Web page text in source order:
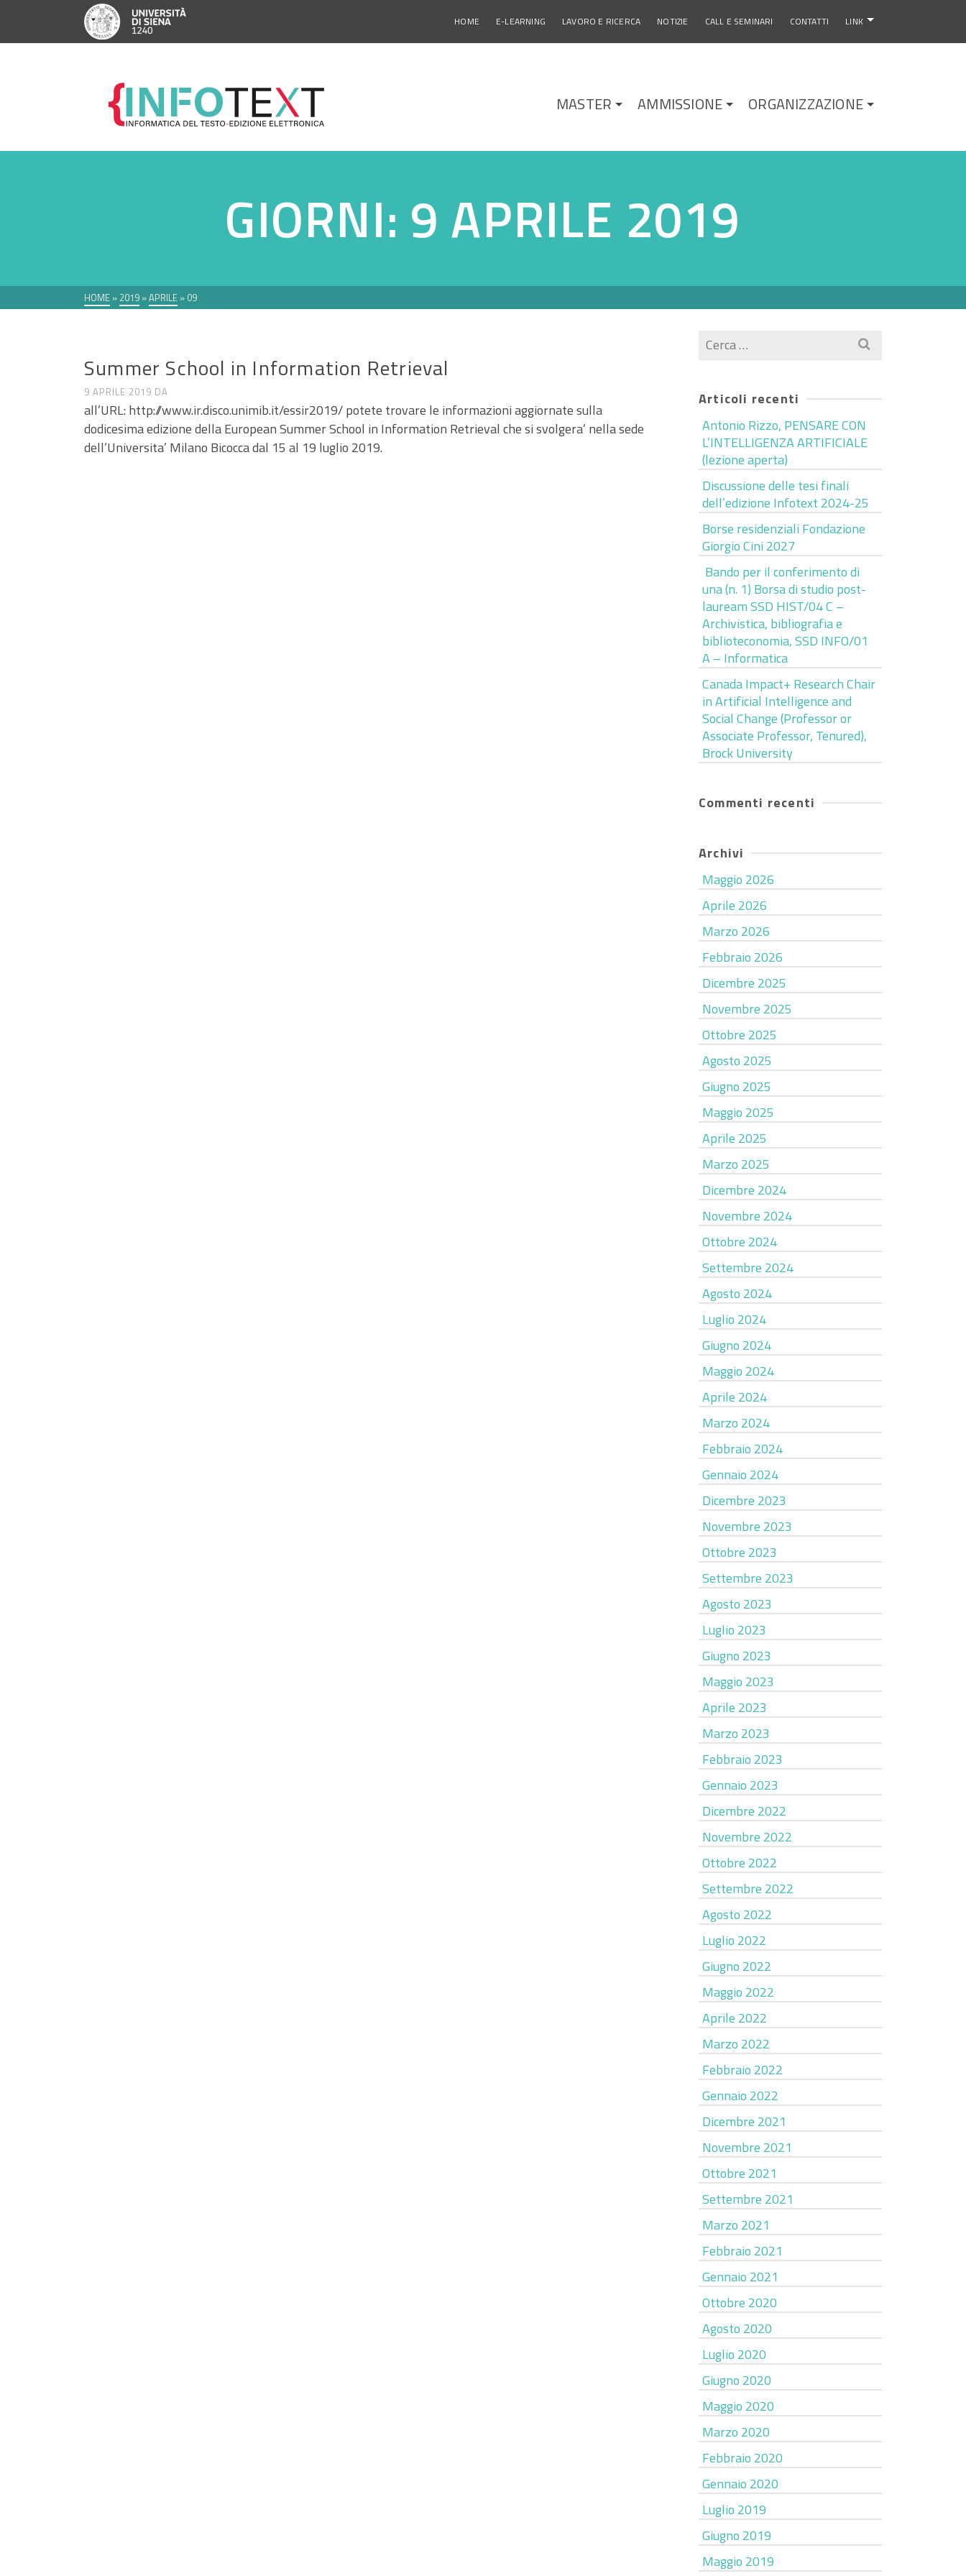
HOME E-LEARNING LAVORO E RICERCA NOTIZIE CALL E SEMINARI CONTATTI LINK
MASTER AMMISSIONE ORGANIZZAZIONE
GIORNI: 9 APRILE 2019
HOME » 2019 »APRILE » 09
Summer School in Information Retrieval
9 APRILE 2019 DA
all’URL: http://www.ir.disco.unimib.it/essir2019/ potete trovare le informazioni aggiornate sulla
dodicesima edizione della European Summer School in Information Retrieval che si svolgera’ nella sede
dell’Universita’ Milano Bicocca dal 15 al 19 luglio 2019.
Cerca
per:
Articoli recenti
Antonio Rizzo, PENSARE CON
L’INTELLIGENZA ARTIFICIALE
(lezione aperta)
Discussione delle tesi finali
dell’edizione Infotext 2024-25
Borse residenziali Fondazione
Giorgio Cini 2027
Bando per il conferimento di
una (n. 1) Borsa di studio post-
lauream SSD HIST/04 C –
Archivistica, bibliografia e
biblioteconomia, SSD INFO/01
A – Informatica
Canada Impact+ Research Chair
in Artificial Intelligence and
Social Change (Professor or
Associate Professor, Tenured),
Brock University
Commenti recenti
Archivi
Maggio 2026
Aprile 2026
Marzo 2026
Febbraio 2026
Dicembre 2025
Novembre 2025
Ottobre 2025
Agosto 2025
Giugno 2025
Maggio 2025
Aprile 2025
Marzo 2025
Dicembre 2024
Novembre 2024
Ottobre 2024
Settembre 2024
Agosto 2024
Luglio 2024
Giugno 2024
Maggio 2024
Aprile 2024
Marzo 2024
Febbraio 2024
Gennaio 2024
Dicembre 2023
Novembre 2023
Ottobre 2023
Settembre 2023
Agosto 2023
Luglio 2023
Giugno 2023
Maggio 2023
Aprile 2023
Marzo 2023
Febbraio 2023
Gennaio 2023
Dicembre 2022
Novembre 2022
Ottobre 2022
Settembre 2022
Agosto 2022
Luglio 2022
Giugno 2022
Maggio 2022
Aprile 2022
Marzo 2022
Febbraio 2022
Gennaio 2022
Dicembre 2021
Novembre 2021
Ottobre 2021
Settembre 2021
Marzo 2021
Febbraio 2021
Gennaio 2021
Ottobre 2020
Agosto 2020
Luglio 2020
Giugno 2020
Maggio 2020
Marzo 2020
Febbraio 2020
Gennaio 2020
Luglio 2019
Giugno 2019
Maggio 2019